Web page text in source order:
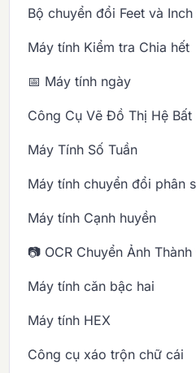
Bộ chuyển đổi Feet và
Máy tính Kiểm tra Chia hết
📅 Máy tính ngày
Công Cụ Vẽ Đồ Thị Hệ Bất
Máy Tính Số Tuần
Máy tính chuyển đổi phân
Máy tính Cạnh huyền
📷 OCR Chuyển Ảnh Thành
Máy tính căn bậc hai
Máy tính HEX
Công cụ xáo trộn chữ cái